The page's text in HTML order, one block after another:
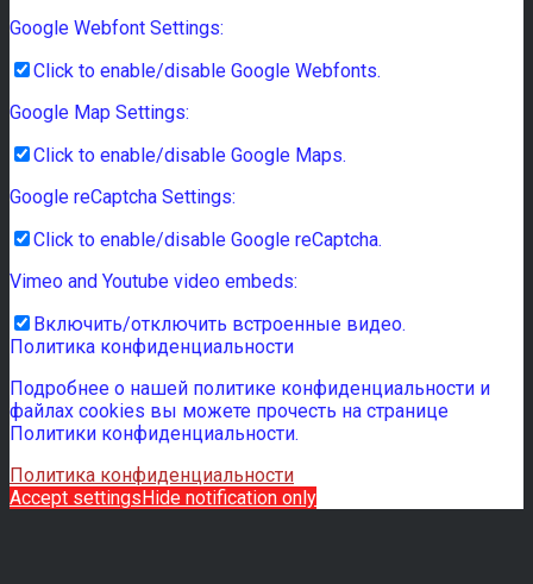
Google Webfont Settings:
Click to enable/disable Google Webfonts.
Google Map Settings:
Click to enable/disable Google Maps.
Google reCaptcha Settings:
Click to enable/disable Google reCaptcha.
Vimeo and Youtube video embeds:
Включить/отключить встроенные видео.
Политика конфиденциальности
Подробнее о нашей политике конфиденциальности и
файлах cookies вы можете прочесть на странице
Политики конфиденциальности.
Политика конфиденциальности
Accept settingsHide notification only